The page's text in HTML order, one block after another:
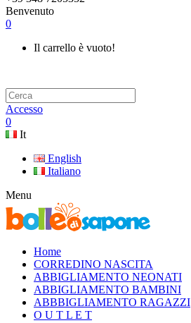
Benvenuto
0
Il carrello è vuoto!
Accesso
0
It
English
Italiano
Menu
Home
CORREDINO NASCITA
ABBIGLIAMENTO NEONATI
ABBIGLIAMENTO BAMBINI
ABBBIGLIAMENTO RAGAZZI
O U T L E T